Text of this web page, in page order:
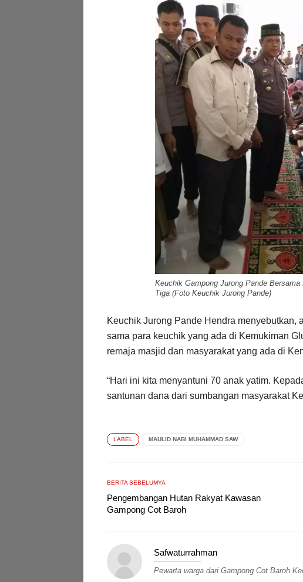
Keuchik Gampong Jurong Pande
Tiga (Foto Keuchik Jurong Pande)
Keuchik Jurong Pande Hendra menyebutkan,
sama para keuchik yang ada di Kemukiman
remaja masjid dan masyarakat yang ada di
“Hari ini kita menyantuni 70 anak yatim.
santunan dana dari sumbangan masyarakat
LABEL MAULID NABI MUHAMMAD SAW
BERITA SEBELUMYA
Pengembangan Hutan Rakyat Kawasan
Gampong Cot Baroh
Safwaturrahman
Pewarta warga dari Gampong Cot Baroh